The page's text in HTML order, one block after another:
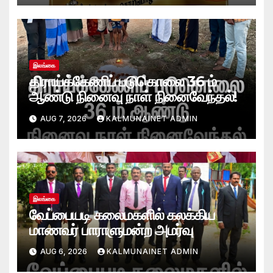
இலங்கை
திராய்க்கேணிப் படுகொலை 36 ம்
ஆண்டு நினைவு நாள் நினைவேந்தல்!
AUG 7, 2026 KALMUNAINET ADMIN
இலங்கை
வேப்பையடி கலைமகளில் கலக்கிய
மாணவர் பாராளுமன்ற அமர்வு
AUG 6, 2026 KALMUNAINET ADMIN